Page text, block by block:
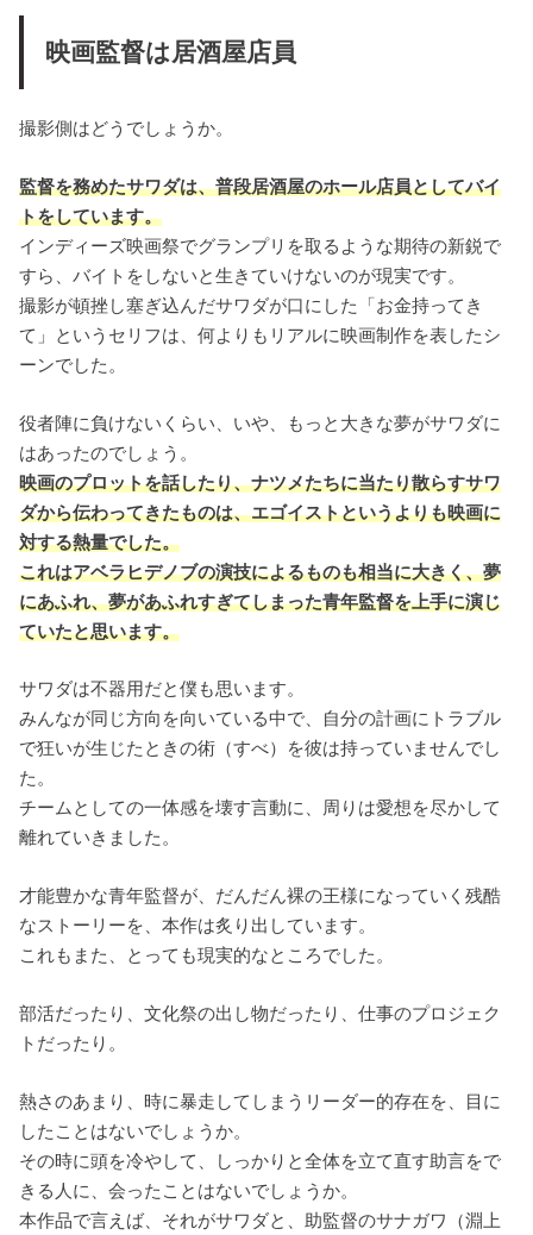
映画監督は居酒屋店員
撮影側はどうでしょうか。
監督を務めたサワダは、普段居酒屋のホール店員としてバイ
トをしています。
インディーズ映画祭でグランプリを取るような期待の新鋭で
すら、バイトをしないと生きていけないのが現実です。
撮影が頓挫し塞ぎ込んだサワダが口にした「お金持ってき
て」というセリフは、何よりもリアルに映画制作を表したシ
ーンでした。
役者陣に負けないくらい、いや、もっと大きな夢がサワダに
はあったのでしょう。
映画のプロットを話したり、ナツメたちに当たり散らすサワ
ダから伝わってきたものは、エゴイストというよりも映画に
対する熱量でした。
これはアベラヒデノブの演技によるものも相当に大きく、夢
にあふれ、夢があふれすぎてしまった青年監督を上手に演じ
ていたと思います。
サワダは不器用だと僕も思います。
みんなが同じ方向を向いている中で、自分の計画にトラブル
で狂いが生じたときの術（すべ）を彼は持っていませんでし
た。
チームとしての一体感を壊す言動に、周りは愛想を尽かして
離れていきました。
才能豊かな青年監督が、だんだん裸の王様になっていく残酷
なストーリーを、本作は炙り出しています。
これもまた、とっても現実的なところでした。
部活だったり、文化祭の出し物だったり、仕事のプロジェク
トだったり。
熱さのあまり、時に暴走してしまうリーダー的存在を、目に
したことはないでしょうか。
その時に頭を冷やして、しっかりと全体を立て直す助言をで
きる人に、会ったことはないでしょうか。
本作品で言えば、それがサワダと、助監督のサナガワ（淵上